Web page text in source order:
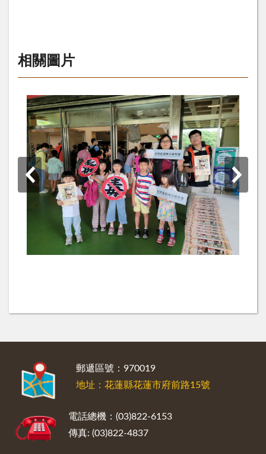
相關圖片
郵遞區號：970019
地址：花蓮縣花蓮市府前路15號
電話總機：(03)822-6153
傳真: (03)822-4837